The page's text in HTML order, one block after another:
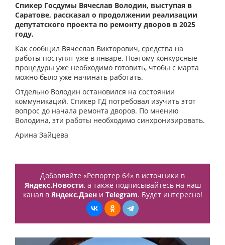
Спикер Госдумы Вячеслав Володин, выступая в
Саратове, рассказал о продолжении реализации
депутатского проекта по ремонту дворов в 2025
году.
Как сообщил Вячеслав Викторович, средства на
работы поступят уже в январе. Поэтому конкурсные
процедуры уже необходимо готовить, чтобы с марта
можно было уже начинать работать.
Отдельно Володин остановился на состоянии
коммуникаций. Спикер ГД потребовал изучить этот
вопрос до начала ремонта дворов. По мнению
Володина, эти работы необходимо синхронизировать.
Арина Зайцева
Добавляйте «Репортер 64» в источники в
Яндекс.Новости, а также подписывайтесь на наш
канал в Яндекс.Дзени Telegram. Будет интересно!